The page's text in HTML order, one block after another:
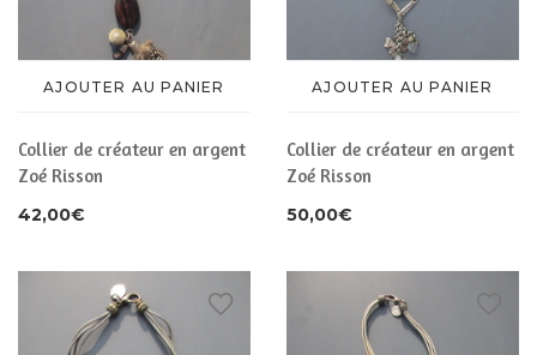
AJOUTER AU PANIER
Collier de créateur en argent
Zoé Risson
42,00€
AJOUTER AU PANIER
Collier de créateur en argent
Zoé Risson
50,00€